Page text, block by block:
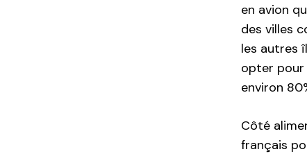
en avion
des villes
les autres
opter pour
environ
Côté
français